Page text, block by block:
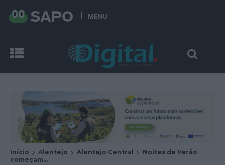
MENU
Início Alentejo Alentejo Central
Noites de Verão
começam...